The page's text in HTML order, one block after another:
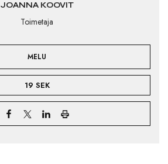
JOANNA KOOVIT
Toimetaja
MELU
19 SEK